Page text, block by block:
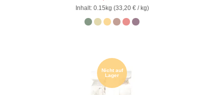
0
von
5
Inhalt: 0.15kg (33,20 €/ kg)
Nicht auf
Lager